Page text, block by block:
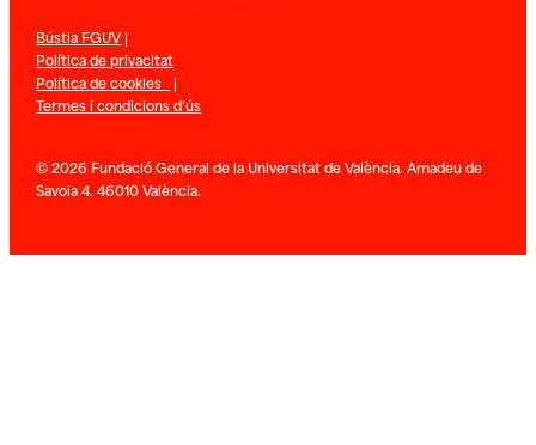
Bústia FGUV|
Política de privacitat
Política de cookies |
Termes i condicions d’ús
© 2026 Fundació General de la Universitat de València. Amadeu de
Savoia 4. 46010 València.